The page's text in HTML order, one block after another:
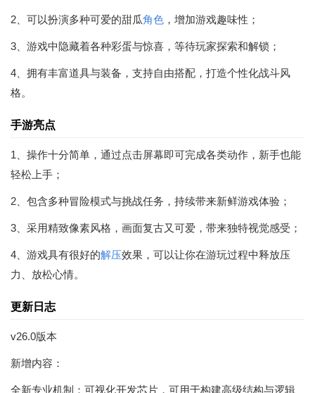
2、可以扮演多种可爱的甜瓜角色 ，增加游戏趣味性；
3、游戏中隐藏着各种彩蛋与惊喜，等待玩家探索和解锁；
4、拥有丰富道具与装备，支持自由搭配，打造个性化战斗风
格。
手游亮点
1、操作十分简单，通过点击屏幕即可完成各类动作，新手也能
轻松上手；
2、包含多种冒险模式与挑战任务，持续带来新鲜游戏体验；
3、采用精致像素风格，画面复古又可爱，带来独特视觉感受；
4、游戏具有很好的解压效果，可以让你在游玩过程中释放压
力、放松心情。
更新日志
v26.0版本
新增内容：
全新专业机制：可视化开发芯片，可用于构建高级结构与逻辑